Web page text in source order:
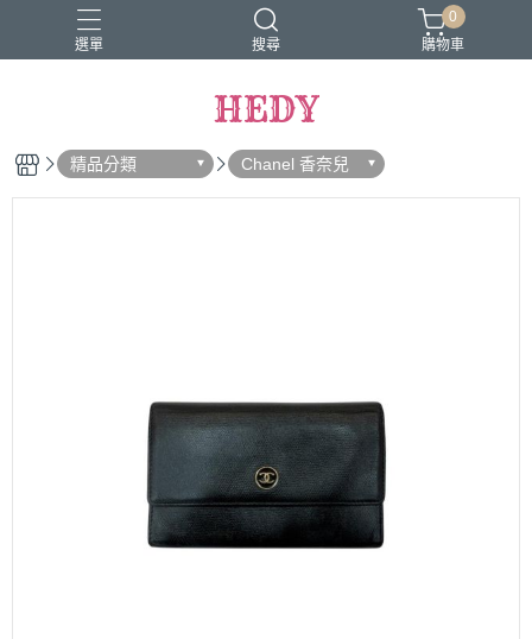
選單 搜尋
0
購物車
HEDY
精品分類 Chanel 香奈兒